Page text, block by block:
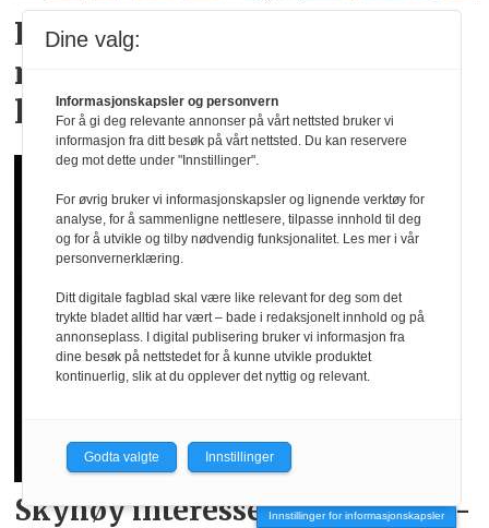
Lindex og Mammut lanserer
menstruse for en aktiv
livsstil
Skyhøy interesse forlandslags­
Innstillinger for informasjonskapsler
Dine valg:
Informasjonskapsler og personvern
For å gi deg relevante annonser på vårt nettsted bruker vi
informasjon fra ditt besøk på vårt nettsted. Du kan reservere
deg mot dette under "Innstillinger".
For øvrig bruker vi informasjonskapsler og lignende verktøy for
analyse, for å sammenligne nettlesere, tilpasse innhold til deg
og for å utvikle og tilby nødvendig funksjonalitet. Les mer i vår
personvernerklæring.
Ditt digitale fagblad skal være like relevant for deg som det
trykte bladet alltid har vært – bade i redaksjonelt innhold og på
annonseplass. I digital publisering bruker vi informasjon fra
dine besøk på nettstedet for å kunne utvikle produktet
kontinuerlig, slik at du opplever det nyttig og relevant.
Godta valgte Innstillinger